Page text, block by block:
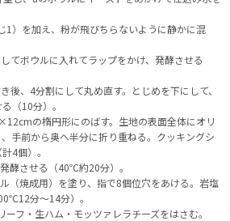
1）を加え、粉が飛びちらないように静かに混
てボウルに入れてラップをかけ、発酵させる
後、4分割にして丸め直す。とじめを下にして、
（10分）。
の楕円形にのばす。生地の表面全体にオリ
手前から奥へ半分に折り重ねる。クッキングシ
4個）。
酵させる（40℃約20分）。
（焼成用）を塗り、指で8個位穴をあける。岩塩
分～14分）。
フ・生ハム・モッツァレラチーズをはさむ。